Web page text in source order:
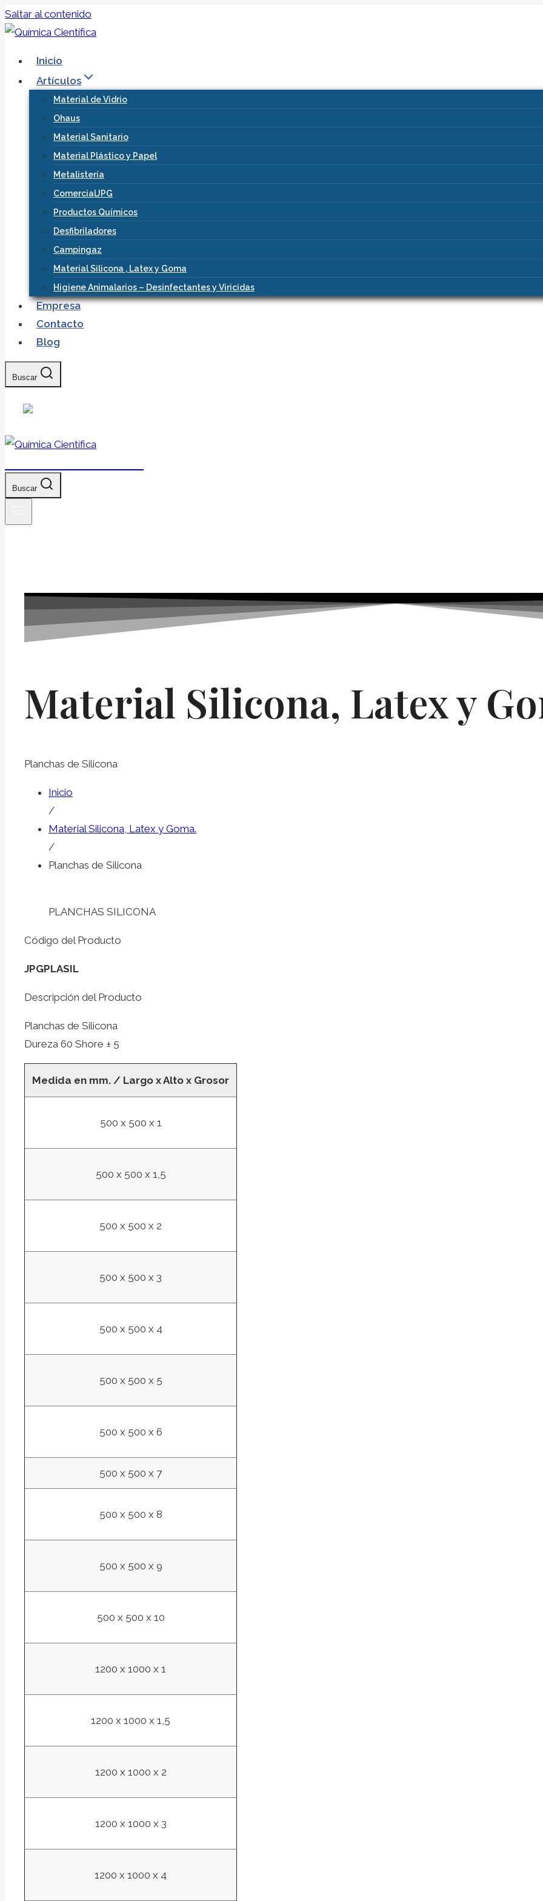
Saltar al contenido
Inicio
Artículos
Material de Vidrio
Ohaus
Material Sanitario
Material Plástico y Papel
Metalistería
ComercialJPG
Productos Químicos
Desfibriladores
Campingaz
Material Silicona , Latex y Goma
Higiene Animalarios – Desinfectantes y Viricidas
Empresa
Contacto
Blog
Buscar
Buscar
Material Silicona, Latex y
Planchas de Silicona
Inicio
/
Material Silicona, Latex y Goma.
/
Planchas de Silicona
PLANCHAS SILICONA
Código del Producto
JPGPLASIL
Descripción del Producto
Planchas de Silicona
Dureza 60 Shore ± 5
Medida en mm. / Largo x Alto x Grosor
500 x 500 x 1
500 x 500 x 1,5
500 x 500 x 2
500 x 500 x 3
500 x 500 x 4
500 x 500 x 5
500 x 500 x 6
500 x 500 x 7
500 x 500 x 8
500 x 500 x 9
500 x 500 x 10
1200 x 1000 x 1
1200 x 1000 x 1,5
1200 x 1000 x 2
1200 x 1000 x 3
1200 x 1000 x 4